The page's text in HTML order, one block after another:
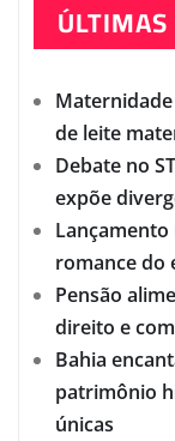
de leite
Debate no
expõe
Lançamento
romance do
Pensão
direito e
Bahia
patrimônio
únicas